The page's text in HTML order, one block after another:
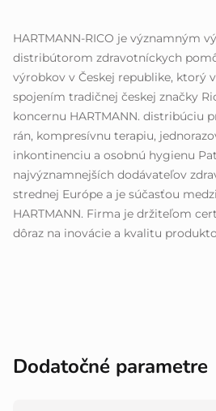
HARTMANN-RICO je významným
distribútorom zdravotníckych
výrobkov v Českej republike, ktorý
spojením tradičnej českej značky
koncernu HARTMANN. distribúciu
rán, kompresívnu terapiu,
inkontinenciu a osobnú hygienu
najvýznamnejších dodávateľov
strednej Európe a je súčasťou
HARTMANN. Firma je držiteľom
dôraz na inovácie a kvalitu
Dodatočné parametre